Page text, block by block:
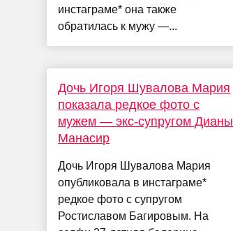
инстаграме* она также
обратилась к мужу —...
Дочь Игоря Шувалова Мария
показала редкое фото с
мужем — экс-супругом Дианы
Манасир
Дочь Игоря Шувалова Мария
опубликовала в инстаграме*
редкое фото с супругом
Ростиславом Багировым. На